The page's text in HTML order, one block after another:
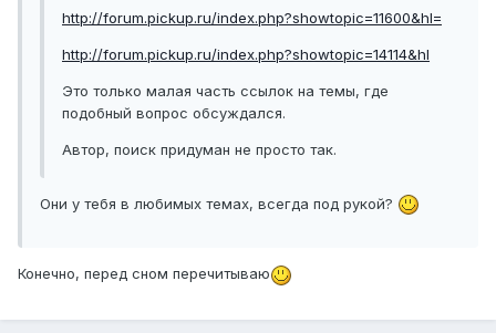
http://forum.pickup.ru/index.php?showtopic=11600&hl=
http://forum.pickup.ru/index.php?showtopic=14114&hl
Это только малая часть ссылок на темы, где
подобный вопрос обсуждался.
Автор, поиск придуман не просто так.
Они у тебя в любимых темах, всегда под рукой?
Конечно, перед сном перечитываю